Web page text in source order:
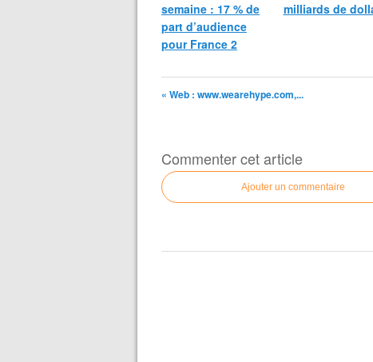
semaine : 17 % de
part d’audience
pour France 2
milliards de
« Web : www.wearehype.com,...
Commenter cet article
Ajouter un commentaire